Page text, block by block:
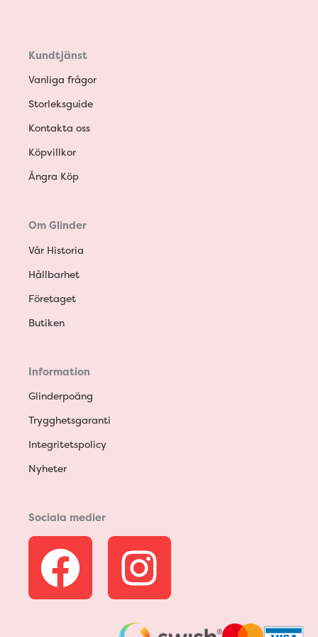
Kundtjänst
Vanliga frågor
Storleksguide
Kontakta oss
Köpvillkor
Ångra Köp
Om Glinder
Vår Historia
Hållbarhet
Företaget
Butiken
Information
Glinderpoäng
Trygghetsgaranti
Integritetspolicy
Nyheter
Sociala medier
F
a
I
n